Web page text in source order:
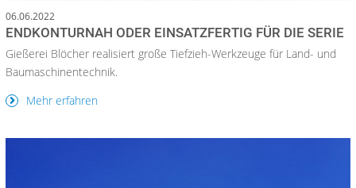
06.06.2022
ENDKONTURNAH ODER EINSATZFERTIG FÜR DIE SERIE
Gießerei Blöcher realisiert große Tiefzieh-Werkzeuge für Land- und
Baumaschinentechnik.
Mehr erfahren